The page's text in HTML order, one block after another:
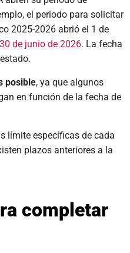
el periodo para solicitar
2025-2026 abrió el 1 de
de junio de 2026. La fecha
posible, ya que algunos
en función de la fecha de
límite específicas de cada
plazos anteriores a la
completar